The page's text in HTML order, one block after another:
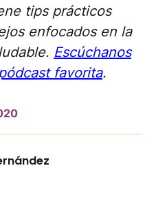
tips prácticos
enfocados en la
Escúchanos
favorita.